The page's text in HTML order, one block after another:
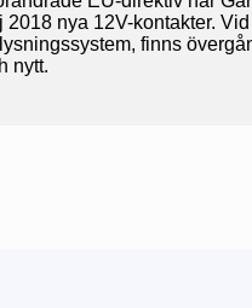
2018 nya 12V-kontakter.
finns
nytt.